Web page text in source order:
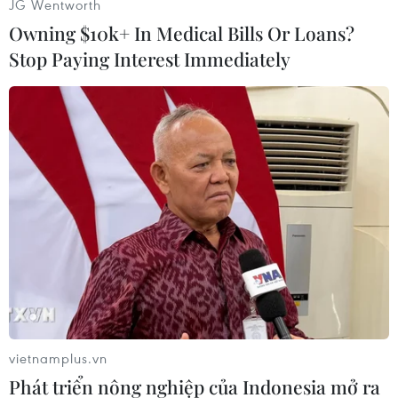
Phía Đông Bắc bộ nhiều mây, có mưa vài nơi.
Gió đông bắc cấp 2-3. Trời rét đậm, rét hại.
Nhiệt độ thấp nhất từ 10 - 13 độ, vùng núi có nơi
dưới 9 độ C, cao nhất từ 13-16 độ C.
Khu vực Hà Nội nhiều mây, có mưa vài nơi. Gió
đông bắc cấp 2-3. Trời rét đậm, rét hại. Nhiệt độ
thấp nhất từ 11-14 độ C, cao nhất từ 13-16 độ C.
Các tỉnh từ Thanh Hóa đến Thừa Thiên-Huế
nhiều mây, phía bắc có mưa nhỏ rải rác, phía
nam có mưa, có nơi mưa vừa. Gió bắc đến tây
bắc cấp 2-3. Phía bắc trời rét. Nhiệt độ thấp nhất
từ 14-17 độ C, cao nhất từ 16-19 độ, phía nam
20-23 độ C.
JG Wentworth
Owning $10k+ In Medical Bills Or Loans?
Stop Paying Interest Immediately
vietnamplus.vn
Phát triển nông nghiệp của Indonesia mở ra